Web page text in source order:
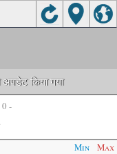
किया गया
0 -
Min Max